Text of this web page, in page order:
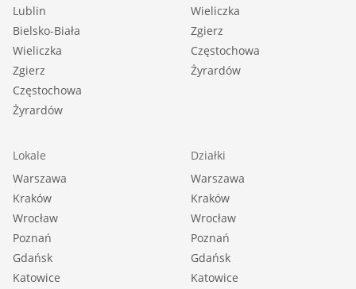
Lublin
Bielsko-Biała
Wieliczka
Zgierz
Częstochowa
Żyrardów
Wieliczka
Zgierz
Częstochowa
Żyrardów
Lokale
Warszawa
Kraków
Wrocław
Poznań
Gdańsk
Katowice
Działki
Warszawa
Kraków
Wrocław
Poznań
Gdańsk
Katowice